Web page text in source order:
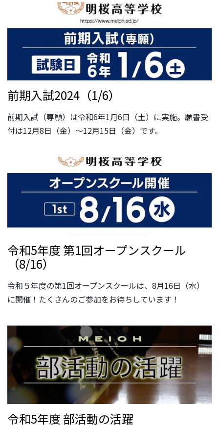
前期入試2024（1/6）
前期入試（専願）は令和6年1月6日（土）に実施。願書受
付は12月8日（金）～12月15日（金）です。
令和5年度 第1回オープンスクール
（8/16）
令和５年度の第1回オープンスクールは、8月16日（水）
に開催！たくさんのご参加をお待ちしています！
令和5年度 部活動の活躍